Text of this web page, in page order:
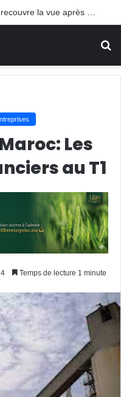
Les
au T1
Temps de lecture 1 minute